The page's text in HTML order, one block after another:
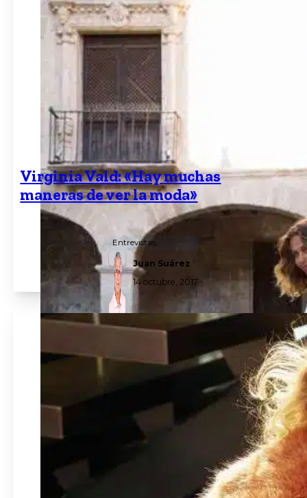
Virginia Vald: «Hay muchas
maneras de ver la moda»
Entrevistas,
Juan Suárez
14 octubre, 2017